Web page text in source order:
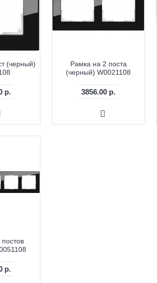
(черный)
р.
Рамка на 2 поста
(черный) W0021108
3856.00 р.
р.